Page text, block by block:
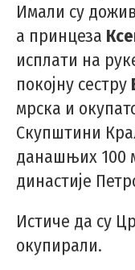
Имали су
а принцеза
исплати на
покојну сестру
мрска и
Скупштини
данашњих 100
династије
Истиче да су
окупирали.